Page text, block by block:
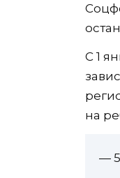
С 1
на
—